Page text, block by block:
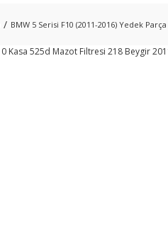
BMW 5 Serisi F10 (2011-2016) Yedek Parça